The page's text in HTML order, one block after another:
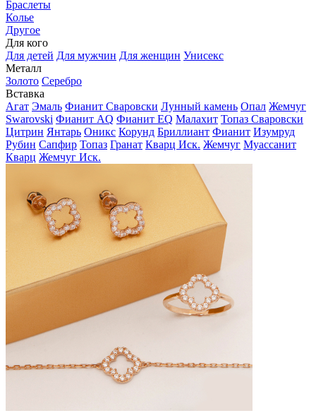
Браслеты
Колье
Другое
Для кого
Для детей Для мужчин Для женщин Унисекс
Металл
Золото Серебро
Вставка
Агат Эмаль Фианит Сваровски Лунный камень Опал Жемчуг
Swarovski Фианит AQ Фианит EQ Малахит Топаз Сваровски
Цитрин Янтарь Оникс Корунд Бриллиант Фианит Изумруд
Рубин Сапфир Топаз Гранат Кварц Иск. Жемчуг Муассанит
Кварц Жемчуг Иск.